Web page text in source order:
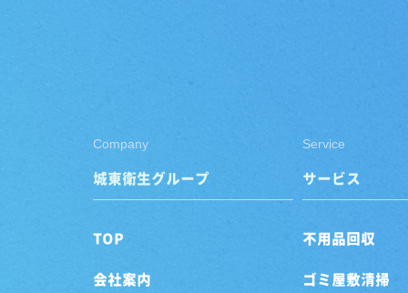
Company
城東衛生グループ
TOP
会社案内
Service
サービス
不用品回収
ゴミ屋敷清掃